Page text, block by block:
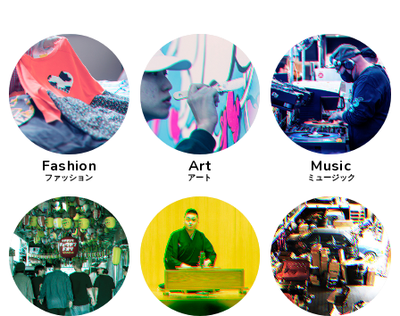
阪
の文
化
とは応援
立ったら
行動
するよう
ザインを
Fashion
ファッション
Art
アート
Music
ミュージック